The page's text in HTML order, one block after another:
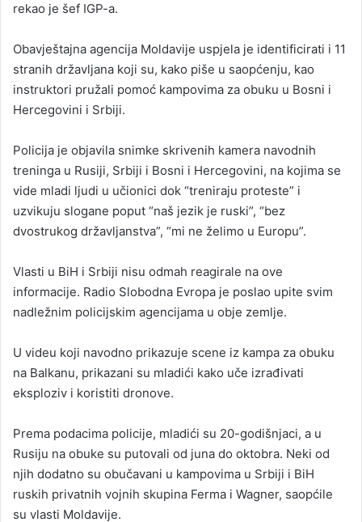
rekao je šef IGP-a.
Obavještajna agencija Moldavije uspjela je identificirati i 11
stranih državljana koji su, kako piše u saopćenju, kao
instruktori pružali pomoć kampovima za obuku u Bosni i
Hercegovini i Srbiji.
Policija je objavila snimke skrivenih kamera navodnih
treninga u Rusiji, Srbiji i Bosni i Hercegovini, na kojima se
vide mladi ljudi u učionici dok “treniraju proteste” i
uzvikuju slogane poput “naš jezik je ruski”, “bez
dvostrukog državljanstva”, “mi ne želimo u Europu”.
Vlasti u BiH i Srbiji nisu odmah reagirale na ove
informacije. Radio Slobodna Evropa je poslao upite svim
nadležnim policijskim agencijama u obje zemlje.
U videu koji navodno prikazuje scene iz kampa za obuku
na Balkanu, prikazani su mladići kako uče izrađivati
eksploziv i koristiti dronove.
Prema podacima policije, mladići su 20-godišnjaci, a u
Rusiju na obuke su putovali od juna do oktobra. Neki od
njih dodatno su obučavani u kampovima u Srbiji i BiH
ruskih privatnih vojnih skupina Ferma i Wagner, saopćile
su vlasti Moldavije.